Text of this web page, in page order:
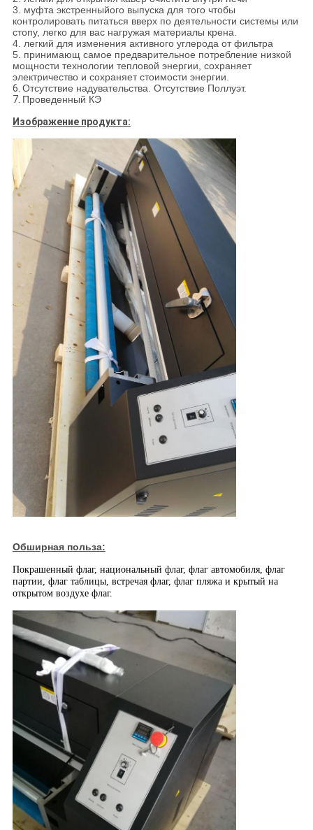
3. муфта экстренныйого выпуска для того чтобы
контролировать питаться вверх по деятельности системы или
стопу, легко для вас нагружая материалы крена.
4. легкий для изменения активного углерода от фильтра
5. принимающ самое предварительное потребление низкой
мощности технологии тепловой энергии, сохраняет
электричество и сохраняет стоимости энергии.
6. Отсутствие надувательства. Отсутствие Поллуэт.
7. Проведенный КЭ
Изображение продукта:
Обширная польза:
Покрашенный флаг, национальный флаг, флаг автомобиля, флаг
партии, флаг таблицы, встречая флаг, флаг пляжа и крытый на
открытом воздухе флаг.